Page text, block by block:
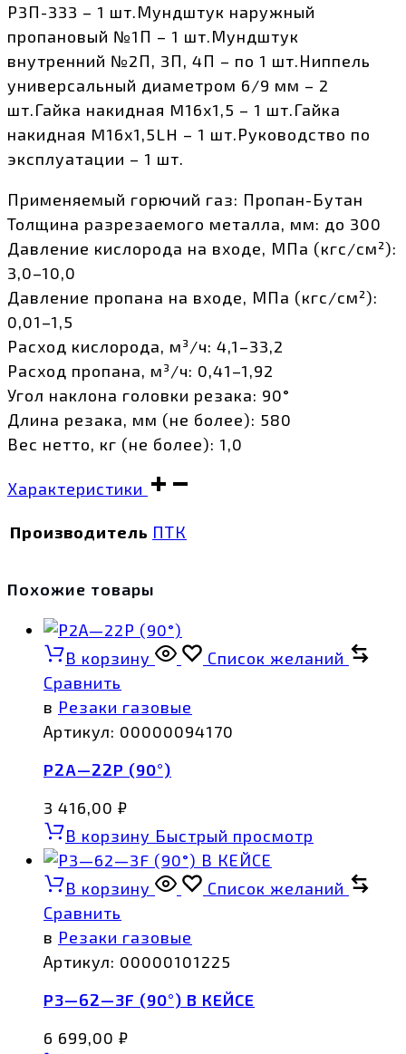
Р3П-333 – 1 шт.Мундштук наружный
пропановый №1П – 1 шт.Мундштук
внутренний №2П, 3П, 4П – по 1 шт.Ниппель
универсальный диаметром 6/9 мм – 2
шт.Гайка накидная M16х1,5 – 1 шт.Гайка
накидная M16х1,5LH – 1 шт.Руководство по
эксплуатации – 1 шт.
Применяемый горючий газ: Пропан-Бутан
Толщина разрезаемого металла, мм: до 300
Давление кислорода на входе, МПа (кгс/см²):
3,0–10,0
Давление пропана на входе, МПа (кгс/см²):
0,01–1,5
Расход кислорода, м³/ч: 4,1–33,2
Расход пропана, м³/ч: 0,41–1,92
Угол наклона головки резака: 90°
Длина резака, мм (не более): 580
Вес нетто, кг (не более): 1,0
Характеристики
Производитель ПТК
Похожие товары
В корзину
Список желаний
Сравнить
в Резаки газовые
Артикул: 00000094170
Р2А—22Р (90°)
3 416,00 ₽
В корзину Быстрый просмотр
В корзину
Список желаний
Сравнить
в Резаки газовые
Артикул: 00000101225
Р3—62—3F (90°) В КЕЙСЕ
6 699,00 ₽